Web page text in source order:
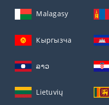
Malagasy
Кыргызча
ລາວ
Lietuvių